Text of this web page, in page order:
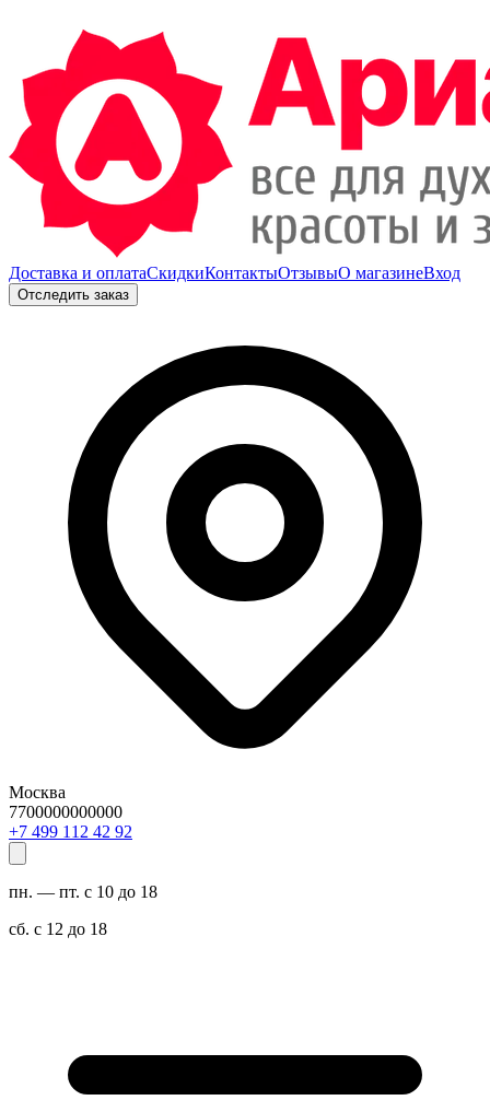
Доставка и оплатаСкидкиКонтактыОтзывыО магазинеВход
Отследить заказ
Москва
7700000000000
29 24 211 994 7+
пн. — пт. с 10 до 18
сб. с 12 до 18